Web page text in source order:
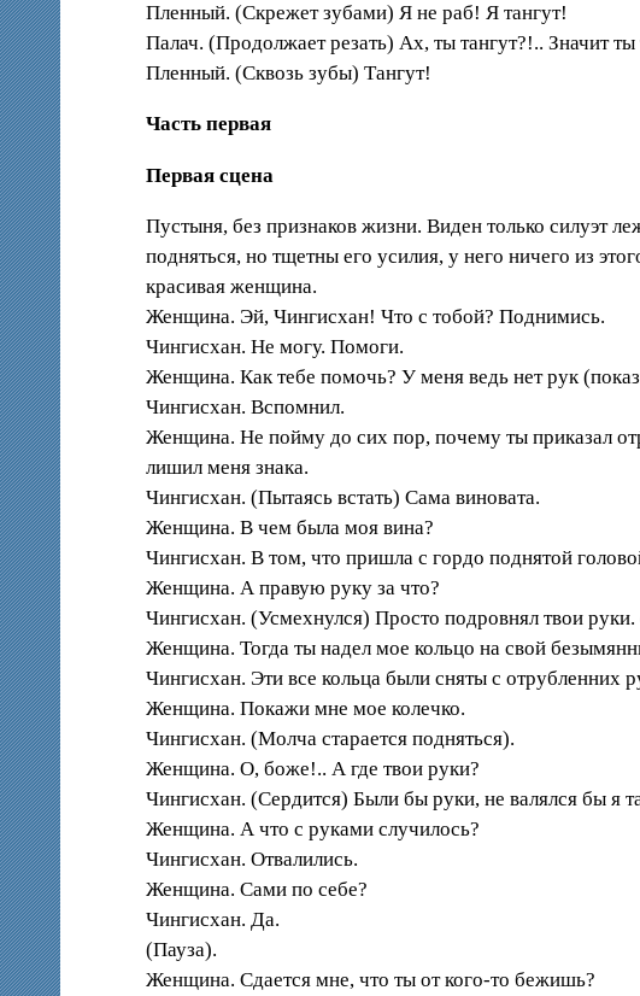
Пленный. (Скрежет зубами) Я не раб! Я тангут!
Палач. (Продолжает резать) Ах, ты тангут?!.. Значит ты
Пленный. (Сквозь зубы) Тангут!
Часть первая
Первая сцена
Пустыня, без признаков жизни. Виден только силуэт
подняться, но тщетны его усилия, у него ничего из
красивая женщина.
Женщина. Эй, Чингисхан! Что с тобой? Поднимись.
Чингисхан. Не могу. Помоги.
Женщина. Как тебе помочь? У меня ведь нет рук
Чингисхан. Вспомнил.
Женщина. Не пойму до сих пор, почему ты приказал
лишил меня знака.
Чингисхан. (Пытаясь встать) Сама виновата.
Женщина. В чем была моя вина?
Чингисхан. В том, что пришла с гордо поднятой
Женщина. А правую руку за что?
Чингисхан. (Усмехнулся) Просто подровнял твои руки.
Женщина. Тогда ты надел мое кольцо на свой
Чингисхан. Эти все кольца были сняты с отрубленних
Женщина. Покажи мне мое колечко.
Чингисхан. (Молча старается подняться).
Женщина. О, боже!.. А где твои руки?
Чингисхан. (Сердится) Были бы руки, не валялся бы я
Женщина. А что с руками случилось?
Чингисхан. Отвалились.
Женщина. Сами по себе?
Чингисхан. Да.
(Пауза).
Женщина. Сдается мне, что ты от кого-то бежишь?